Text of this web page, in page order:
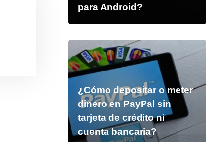
para Android?
¿Cómo depositar o meter
dinero en PayPal sin
tarjeta de crédito ni
cuenta bancaria?